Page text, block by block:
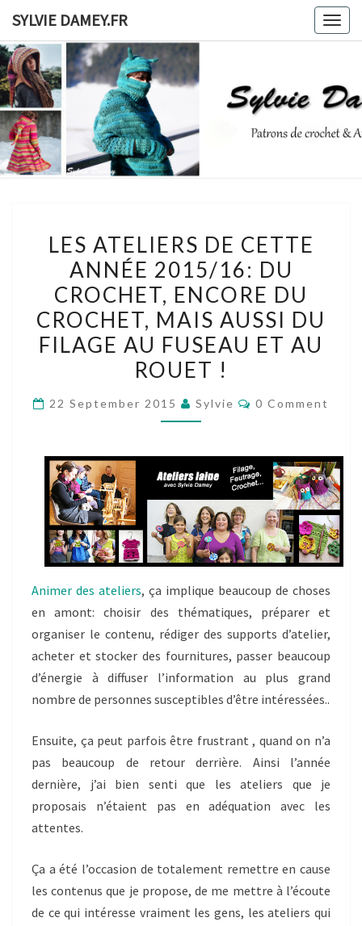
content
SYLVIE DAMEY.FR
SYLVIE
De
Crochet
Ateliers
ATELIERS
DE
CETTE
ANNÉE
2015/16:
DU
CROCHET,
ENCORE
DU
AUSSI
DU
FILAGE
AU
ET
AU
ROUET
!
LES ATELIERS DE CETTE
ANNÉE 2015/16: DU
CROCHET, ENCORE DU
CROCHET, MAIS AUSSI DU
FILAGE AU FUSEAU ET AU
ROUET !
22 September 2015 Sylvie Comments
0 Comment
Animer des ateliers, ça implique beaucoup de choses
en amont: choisir des thématiques, préparer et
organiser le contenu, rédiger des supports d’atelier,
acheter et stocker des fournitures, passer beaucoup
d’énergie à diffuser l’information au plus grand
nombre de personnes susceptibles d’être intéressées..
Ensuite, ça peut parfois être frustrant , quand on n’a
pas beaucoup de retour derrière. Ainsi l’année
dernière, j’ai bien senti que les ateliers que je
proposais n’étaient pas en adéquation avec les
attentes.
Ça a été l’occasion de totalement remettre en cause
les contenus que je propose, de me mettre à l’écoute
de ce qui intéresse vraiment les gens, les ateliers qui